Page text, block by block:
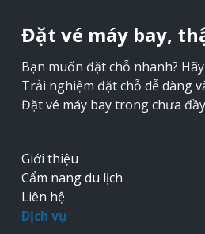
Đặt vé máy bay,
Bạn muốn đặt chỗ nhanh?
Trải nghiệm đặt chỗ dễ dàng
Đặt vé máy bay trong chưa
Giới thiệu
Cẩm nang du lịch
Liên hệ
Dịch vụ